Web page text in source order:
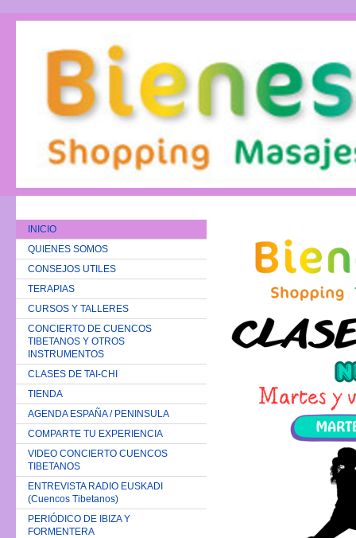
INICIO
QUIENES SOMOS
CONSEJOS UTILES
TERAPIAS
CURSOS Y TALLERES
CONCIERTO DE CUENCOS
TIBETANOS Y OTROS
INSTRUMENTOS
CLASES DE TAI-CHI
TIENDA
AGENDA ESPAÑA / PENINSULA
COMPARTE TU EXPERIENCIA
VIDEO CONCIERTO CUENCOS
TIBETANOS
ENTREVISTA RADIO EUSKADI
(Cuencos Tibetanos)
PERIÓDICO DE IBIZA Y
FORMENTERA